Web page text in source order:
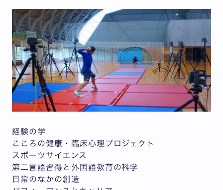
経験の学
こころの健康・臨床心理プロジェクト
スポーツサイエンス
第二言語習得と外国語教育の科学
日常のなかの創造